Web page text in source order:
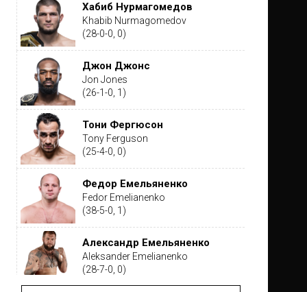
Хабиб Нурмагомедов
Khabib Nurmagomedov
(28-0-0, 0)
Джон Джонс
Jon Jones
(26-1-0, 1)
Тони Фергюсон
Tony Ferguson
(25-4-0, 0)
Федор Емельяненко
Fedor Emelianenko
(38-5-0, 1)
Александр Емельяненко
Aleksander Emelianenko
(28-7-0, 0)